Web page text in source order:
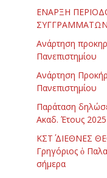
ΕΝΑΡΞΗ
ΣΥΓΓΡΑΜΜΑΤΩΝ
Ανάρτηση
Πανεπιστημίου
Ανάρτηση
Πανεπιστημίου
Παράταση
Ακαδ. Έτους
ΚΣΤ΄ ΔΙΕΘΝΕΣ
Γρηγόριος ὁ
σήμερα